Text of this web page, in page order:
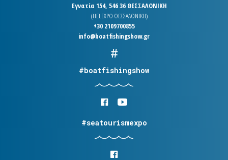
Εγνατία 154, 546 36 ΘΕΣΣΑΛΟΝΙΚΗ
(HELEXPO ΘΕΣΣΑΛΟΝΙΚΗ)
+30 2109700855
info@boatfishingshow.gr
#boatfishingshow
#seatourismexpo